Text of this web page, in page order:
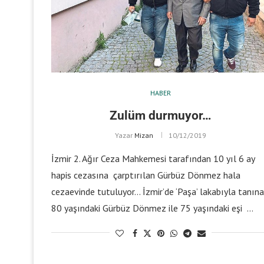
HABER
Zulüm durmuyor…
Yazar Mizan 10/12/2019
İzmir 2. Ağır Ceza Mahkemesi tarafından 10 yıl 6 ay
hapis cezasına çarptırılan Gürbüz Dönmez hala
cezaevinde tutuluyor… İzmir’de ‘Paşa’ lakabıyla
80 yaşındaki Gürbüz Dönmez ile 75 yaşındaki eşi …